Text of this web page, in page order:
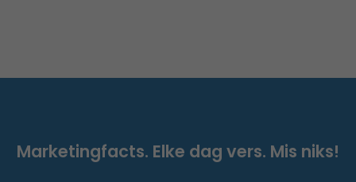
Marketingfacts. Elke dag vers. Mis niks!